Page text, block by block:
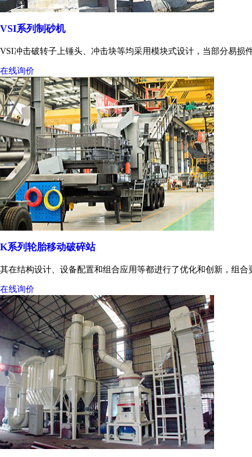
VSI系列制砂机
VSI冲击破转子上锤头、冲击块等均采用模块式设计，当部分易损
在线询价
K系列轮胎移动破碎站
其在结构设计、设备配置和组合应用等都进行了优化和创新，组合
在线询价